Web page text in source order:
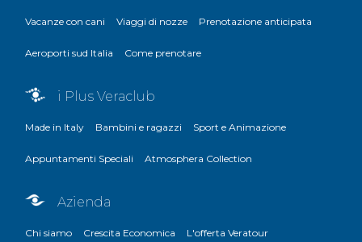
Vacanze con cani Viaggi di nozze Prenotazione anticipata
Aeroporti sud Italia Come prenotare
i Plus Veraclub
Made in Italy Bambini e ragazzi Sport e Animazione
Appuntamenti Speciali Atmosphera Collection
Azienda
Chi siamo Crescita Economica L'offerta Veratour